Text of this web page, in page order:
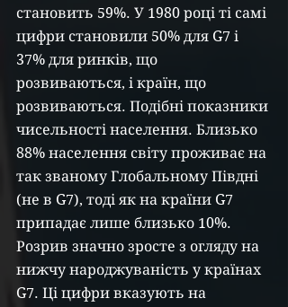
становить 59%. У 1980 році ті самі
цифри становили 50% для G7 і
37% для ринків, що
розвиваються, і країн, що
розвиваються. Подібні показники
чисельності населення. Близько
88% населення світу проживає на
так званому Глобальному Півдні
(не в G7), тоді як на країни G7
припадає лише близько 10%.
Розрив значно зросте з огляду на
нижчу народжуваність у країнах
G7. Ці цифри вказують на